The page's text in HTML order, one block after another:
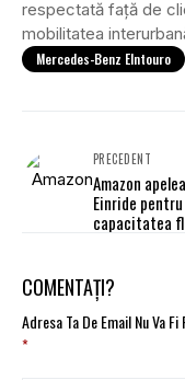
respectată față de
mobilitatea
Mercedes-Benz EIntouro
PRECEDENT
Amazon
Einride
capacitatea
COMENTAȚI?
Adresa Ta De Email Nu Va Fi
*